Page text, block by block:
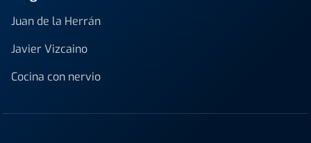
Juan de la Herrán
Javier Vizcaino
Cocina con nervio